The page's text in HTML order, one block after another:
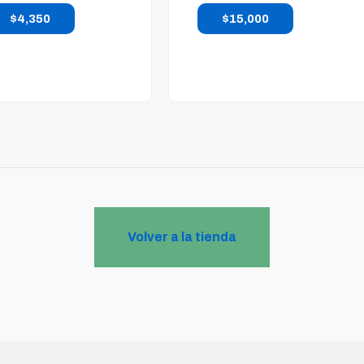
$4,350 $15,000
Volver a la tienda